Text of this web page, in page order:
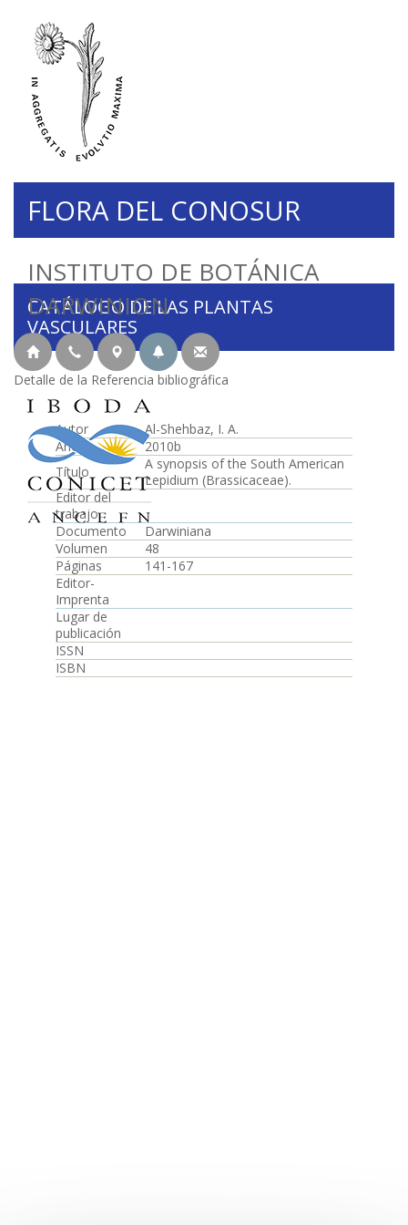
INSTITUTO DE BOTÁNICA
DARWINION
FLORA DEL CONOSUR
CATÁLOGO DE LAS PLANTAS
VASCULARES
Detalle de la Referencia bibliográfica
Autor
Al-Shehbaz, I. A.
Año
2010b
Título
A synopsis of the South American
Lepidium (Brassicaceae).
Editor del
trabajo
Documento
Darwiniana
Volumen
48
Páginas
141-167
Editor-
Imprenta
Lugar de
publicación
ISSN
ISBN